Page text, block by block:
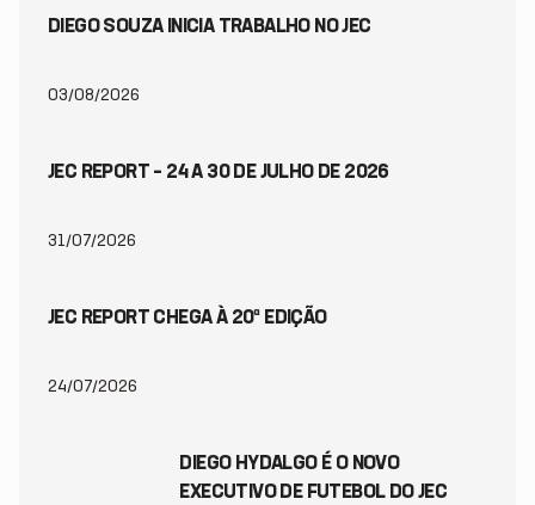
DIEGO SOUZA INICIA TRABALHO NO JEC
03/08/2026
JEC REPORT – 24 A 30 DE JULHO DE 2026
31/07/2026
JEC REPORT CHEGA À 20ª EDIÇÃO
24/07/2026
DIEGO HYDALGO É O NOVO
EXECUTIVO DE FUTEBOL DO JEC